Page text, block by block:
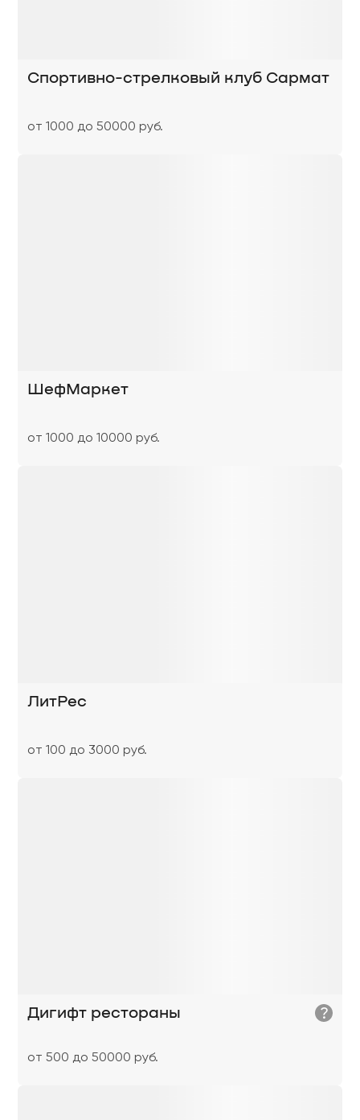
Спортивно-стрелковый клуб Сармат
от 1000 до 50000 руб.
ШефМаркет
от 1000 до 10000 руб.
ЛитРес
от 100 до 3000 руб.
Дигифт рестораны ?
от 500 до 50000 руб.